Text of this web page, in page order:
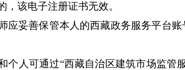
，该电子注册证书无效。
应妥善保管本人的西藏政务服务平台
人可通过“西藏自治区建筑市场监管